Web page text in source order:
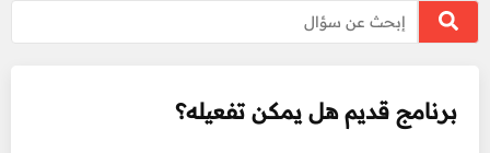
برنامج قديم هل يمكن تفعيله؟